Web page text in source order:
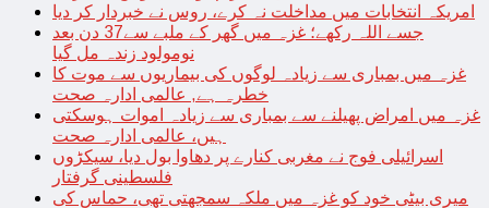
امریکہ انتخابات میں مداخلت نہ کرے، روس نے خبردار کر دیا
جسے اللہ رکھے؛ غزہ میں گھر کے ملبے سے37 دن بعد
نومولود زندہ مل گیا
غزہ میں بمباری سے زیادہ لوگوں کی بیماریوں سے موت کا
خطرہ ہے, عالمی ادارہ صحت
غزہ میں امراض پھیلنے سے بمباری سے زیادہ اموات ہوسکتی
ہیں، عالمی ادارہ صحت
اسرائیلی فوج نے مغربی کنارے پر دھاوا بول دیا، سیکڑوں
فلسطینی گرفتار
میری بیٹی خود کو غزہ میں ملکہ سمجھتی تھی، حماس کی